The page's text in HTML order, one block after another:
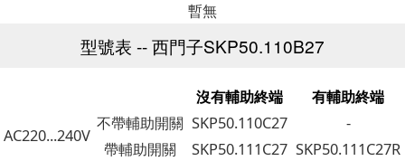
暫無
型號表 -- 西門子SKP50.110B27
沒有輔助終端
有輔助終端
AC220...240V
不帶輔助開關 SKP50.110C27
-
帶輔助開關
SKP50.111C27 SKP50.111C27R